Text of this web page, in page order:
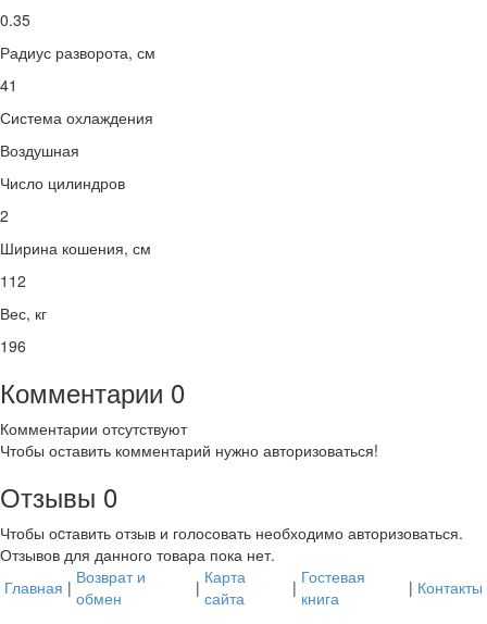
0.35
Радиус разворота, см
41
Система охлаждения
Воздушная
Число цилиндров
2
Ширина кошения, см
112
Вес, кг
196
Комментарии 0
Комментарии отсутствуют
Чтобы оставить комментарий нужно авторизоваться!
Отзывы 0
Чтобы оcтавить отзыв и голосовать необходимо авторизоваться.
Отзывов для данного товара пока нет.
Главная | Возврат и
обмен
| Карта
сайта
| Гостевая
книга
| Контакты